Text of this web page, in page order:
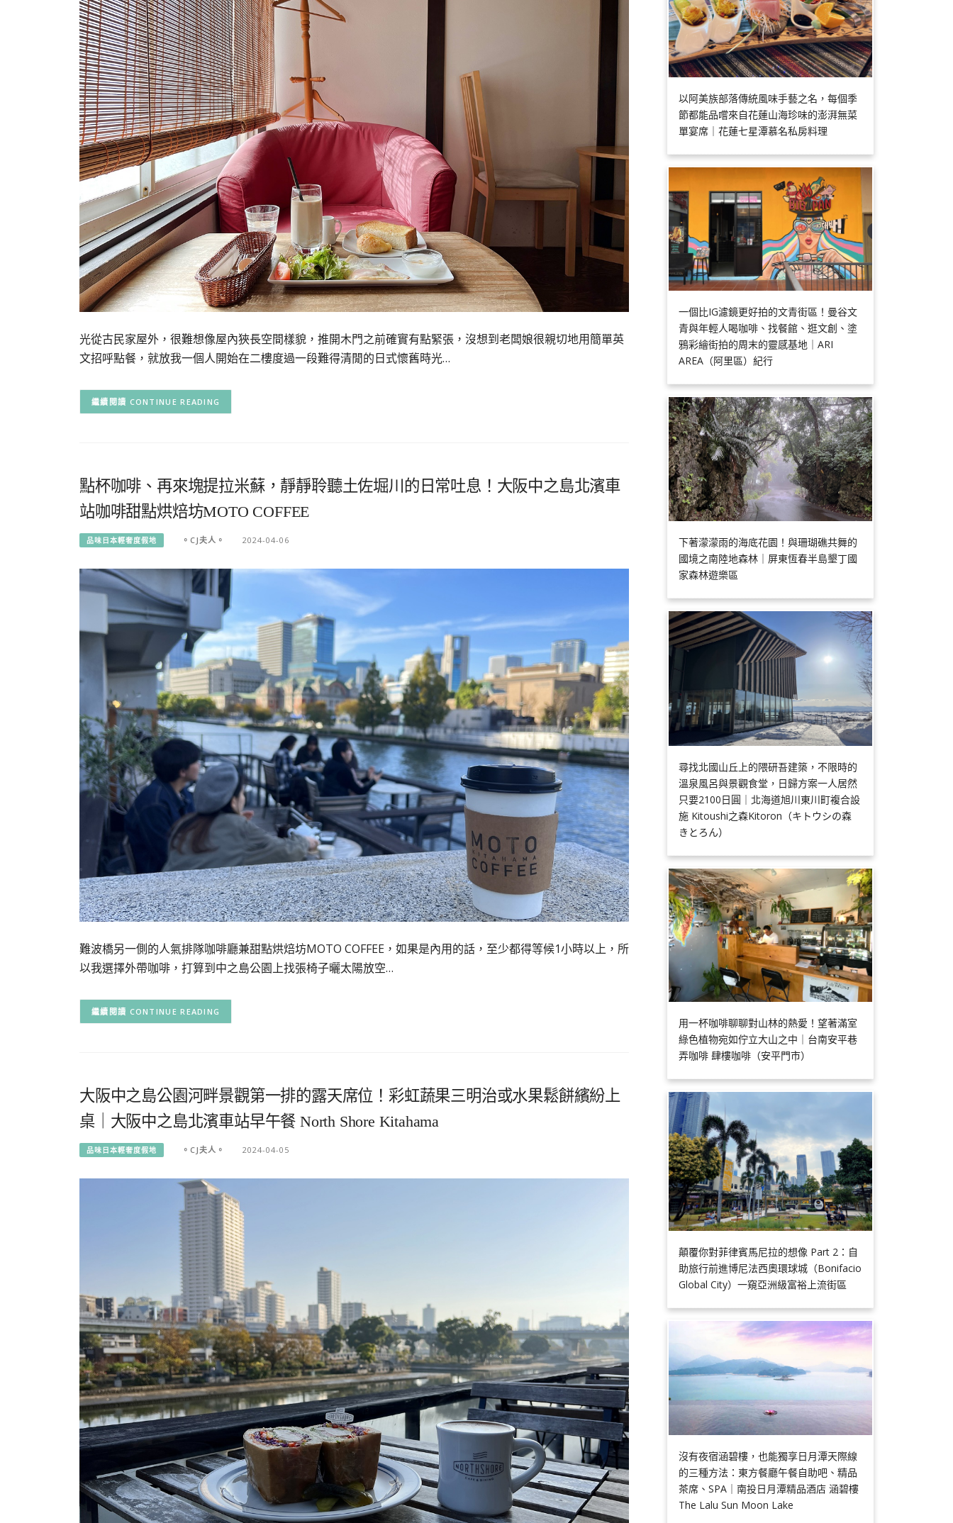
光從古民家屋外，很難想像屋內狹長空間樣貌，推開木門之前確實有點緊張，沒想到老闆娘很親切地用簡單英
文招呼點餐，就放我一個人開始在二樓度過一段難得清閒的日式懷舊時光…
CONTINUE READING
點杯咖啡、再來塊提拉米蘇，靜靜聆聽土佐堀川的日常吐息！大阪中之島北濱車
站咖啡甜點烘焙坊MOTO COFFEE
品味日本輕奢度假地 。CJ夫人。 2024-04-06
難波橋另一側的人氣排隊咖啡廳兼甜點烘焙坊MOTO COFFEE，如果是內用的話，至少都得等候1小時以上，所
以我選擇外帶咖啡，打算到中之島公園上找張椅子曬太陽放空…
CONTINUE READING
大阪中之島公園河畔景觀第一排的露天席位！彩虹蔬果三明治或水果鬆餅繽紛上
桌｜大阪中之島北濱車站早午餐 North Shore Kitahama
品味日本輕奢度假地 。CJ夫人。 2024-04-05
以阿美族部落傳統風味手藝之名，每個季
節都能品嚐來自花蓮山海珍味的澎湃無菜
單宴席｜花蓮七星潭慕名私房料理
一個比IG濾鏡更好拍的文青街區！曼谷文
青與年輕人喝咖啡、找餐館、逛文創、塗
鴉彩繪街拍的周末的靈感基地｜ARI
AREA（阿里區）紀行
下著濛濛雨的海底花園！與珊瑚礁共舞的
國境之南陸地森林｜屏東恆春半島墾丁國
家森林遊樂區
尋找北國山丘上的隈研吾建築，不限時的
溫泉風呂與景觀食堂，日歸方案一人居然
只要2100日圓｜北海道旭川東川町複合設
施 Kitoushi之森Kitoron（キトウシの森
きとろん）
用一杯咖啡聊聊對山林的熱愛！望著滿室
綠色植物宛如佇立大山之中｜台南安平巷
弄咖啡 肆樓咖啡（安平門市）
顛覆你對菲律賓馬尼拉的想像 Part 2：自
助旅行前進博尼法西奧環球城（Bonifacio
Global City）一窺亞洲級富裕上流街區
沒有夜宿涵碧樓，也能獨享日月潭天際線
的三種方法：東方餐廳午餐自助吧、精品
茶席、SPA｜南投日月潭精品酒店 涵碧樓
The Lalu Sun Moon Lake